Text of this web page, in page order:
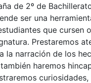
de 2º de
ser una
que cursen
Prestaremos
la narración de los
haremos
curiosidades,